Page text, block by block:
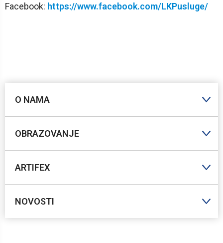
Facebook: https://www.facebook.com/LKPusluge/
O NAMA
OBRAZOVANJE
ARTIFEX
NOVOSTI